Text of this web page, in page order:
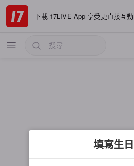
下載 17LIVE App 享受更直接互動
最新
填寫生日